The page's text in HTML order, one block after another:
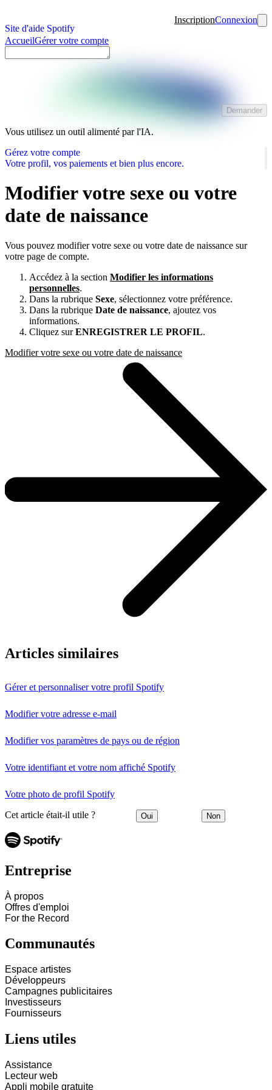
Site d'aide Spotify
InscriptionConnexion
AccueilGérer votre compte
Demander
Vous utilisez un outil alimenté par l'IA.
Gérez votre compte
Votre profil, vos paiements et bien plus encore.
Modifier votre sexe ou votre
date de naissance
Vous pouvez modifier votre sexe ou votre date de naissance sur
votre page de compte.
Accédez à la section Modifier les informations
personnelles.
Dans la rubrique Sexe, sélectionnez votre préférence.
Dans la rubrique Date de naissance, ajoutez vos
informations.
Cliquez surENREGISTRER LE PROFIL.
Modifier votre sexe ou votre date de naissance
Articles similaires
Gérer et personnaliser votre profil Spotify
Modifier votre adresse e-mail
Modifier vos paramètres de pays ou de région
Votre identifiant et votre nom affiché Spotify
Votre photo de profil Spotify
Cet article était-il utile ? Oui Non
Entreprise
À propos
Offres d'emploi
For the Record
Communautés
Espace artistes
Développeurs
Campagnes publicitaires
Investisseurs
Fournisseurs
Liens utiles
Assistance
Lecteur web
Appli mobile gratuite